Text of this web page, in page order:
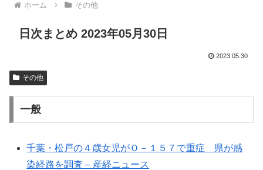
ホーム その他
日次まとめ 2023年05月30日
2023.05.30
その他
一般
千葉・松戸の４歳女児がＯ－１５７で重症 県が感
染経路を調査 – 産経ニュース